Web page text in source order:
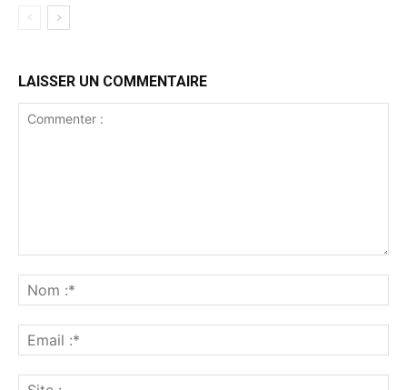
LAISSER UN COMMENTAIRE
:*
:*